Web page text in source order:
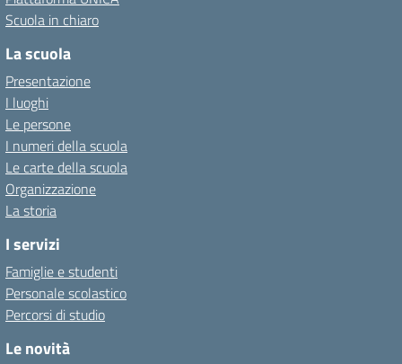
Scuola in chiaro
La scuola
Presentazione
I luoghi
Le persone
I numeri della scuola
Le carte della scuola
Organizzazione
La storia
I servizi
Famiglie e studenti
Personale scolastico
Percorsi di studio
Le novità